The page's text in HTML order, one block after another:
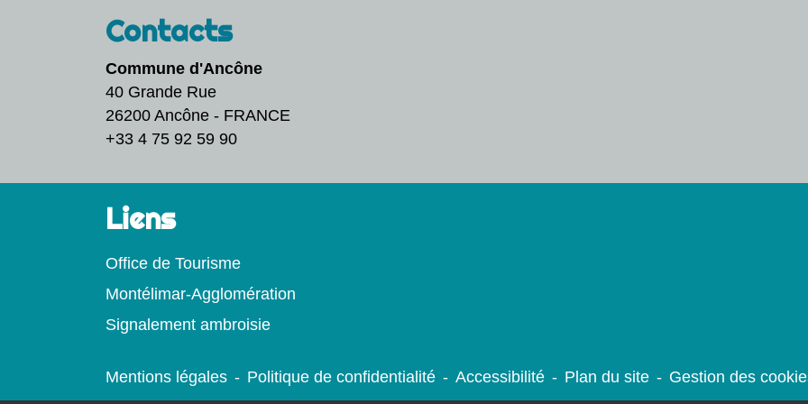
Contacts
Commune d'Ancône
40 Grande Rue
26200 Ancône - FRANCE
+33 4 75 92 59 90
Liens
Office de Tourisme
Montélimar-Agglomération
Signalement ambroisie
Mentions légales - Politique de confidentialité - Accessibilité - Plan du site - Gestion des